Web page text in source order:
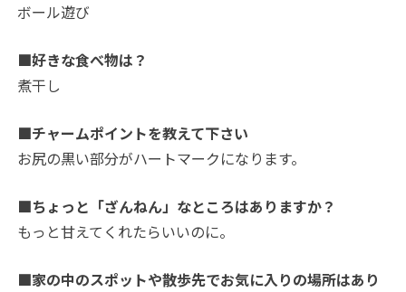
ボール遊び
■好きな食べ物は？
煮干し
■チャームポイントを教えて下さい
お尻の黒い部分がハートマークになります。
■ちょっと「ざんねん」なところはありますか？
もっと甘えてくれたらいいのに。
■家の中のスポットや散歩先でお気に入りの場所はあり